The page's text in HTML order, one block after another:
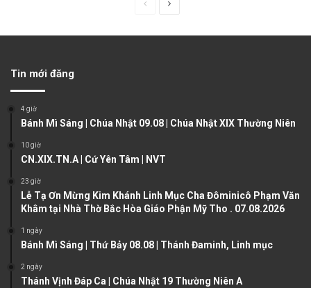
u
p
g
g
Tin mới đăng
4 giờ
Bánh Mì Sáng | Chúa Nhật 09.08 | Chúa Nhật XIX Thường Niên
10 giờ
CN.XIX.TN.A | Cứ Yên Tâm | NVT
23 giờ
Lễ Tạ Ơn Mừng Kim Khánh Linh Mục Cha Đôminicô Phạm Văn
Khâm tại Nhà Thờ Bắc Hòa Giáo Phận Mỹ Tho . 07.08.2026
1 ngày
Bánh Mì Sáng | Thứ Bảy 08.08 | Thánh Đaminh, Linh mục
2 ngày
Thánh Vịnh Đáp Ca | Chúa Nhật 19 Thường Niên A